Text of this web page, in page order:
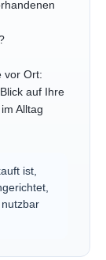
vor Ort:
auf Ihre
Alltag
ist,